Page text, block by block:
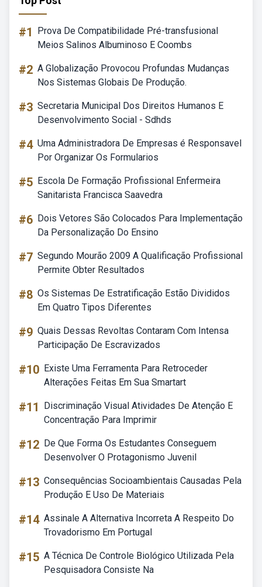
#1
Prova De Compatibilidade Pré-transfusional
Meios Salinos Albuminoso E Coombs
#2 A Globalização Provocou Profundas Mudanças
Nos Sistemas Globais De Produção.
#3 Secretaria Municipal Dos Direitos Humanos E
Desenvolvimento Social - Sdhds
#4 Uma Administradora De Empresas é Responsavel
Por Organizar Os Formularios
#5 Escola De Formação Profissional Enfermeira
Sanitarista Francisca Saavedra
#6 Dois Vetores São Colocados Para Implementação
Da Personalização Do Ensino
#7 Segundo Mourão 2009 A Qualificação Profissional
Permite Obter Resultados
#8 Os Sistemas De Estratificação Estão Divididos
Em Quatro Tipos Diferentes
#9 Quais Dessas Revoltas Contaram Com Intensa
Participação De Escravizados
#10 Existe Uma Ferramenta Para Retroceder
Alterações Feitas Em Sua Smartart
#11
Discriminação Visual Atividades De Atenção E
Concentração Para Imprimir
#12 De Que Forma Os Estudantes Conseguem
Desenvolver O Protagonismo Juvenil
#13 Consequências Socioambientais Causadas Pela
Produção E Uso De Materiais
#14 Assinale A Alternativa Incorreta A Respeito Do
Trovadorismo Em Portugal
#15 A Técnica De Controle Biológico Utilizada Pela
Pesquisadora Consiste Na